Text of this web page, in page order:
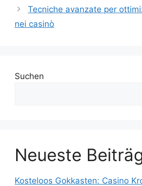
Tecniche avanzate per
nei casinò
Suchen
Neueste
Kosteloos Gokkasten: Casino